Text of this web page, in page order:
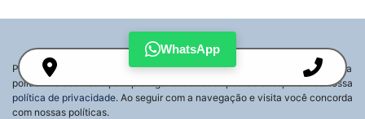
WhatsApp
Desacelere. Seu bem maior é a
vida.
Para otimizar sua experiência durante a navegação, fazemos uso de nossa
política de cookies e para proteger seus dados pessoais respeitamos nossa
política de privacidade. Ao seguir com a navegação e visita você concorda
com nossas políticas.